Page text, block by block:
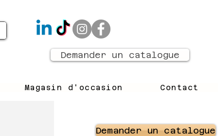
Demander un catalogue
Magasin d'occasion Contact
Demander un catalogue